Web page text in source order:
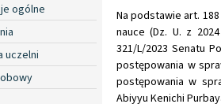
ogólne
uczelni
Na podstawie art.
nauce (Dz. U. z
321/L/2023 Senatu
postępowania w
postępowania w
Abiyyu Kenichi